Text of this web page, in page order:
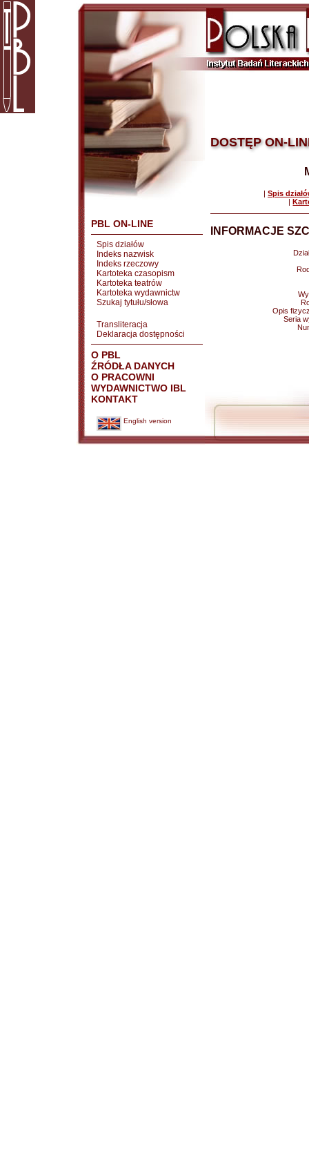
PBL ON-LINE
Spis działów
Indeks nazwisk
Indeks rzeczowy
Kartoteka czasopism
Kartoteka teatrów
Kartoteka wydawnictw
Szukaj tytułu/słowa
Transliteracja
Deklaracja dostępności
O PBL
ŹRÓDŁA DANYCH
O PRACOWNI
WYDAWNICTWO IBL
KONTAKT
English version
DOSTĘP ON-
| Spis
|
INFORMACJE
Opis
Seria